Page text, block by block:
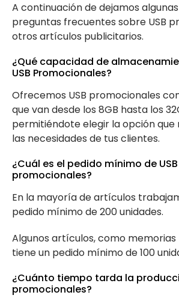
A continuación de dejamos
preguntas frecuentes sobre USB
otros artículos publicitarios.
¿Qué capacidad de
USB Promocionales?
Ofrecemos USB promocionales
que van desde los 8GB hasta los
permitiéndote elegir la opción que
las necesidades de tus clientes.
¿Cuál es el pedido mínimo de USB
promocionales?
En la mayoría de artículos
pedido mínimo de 200 unidades.
Algunos artículos, como memorias
tiene un pedido mínimo de 100
¿Cuánto tiempo tarda la
promocionales?